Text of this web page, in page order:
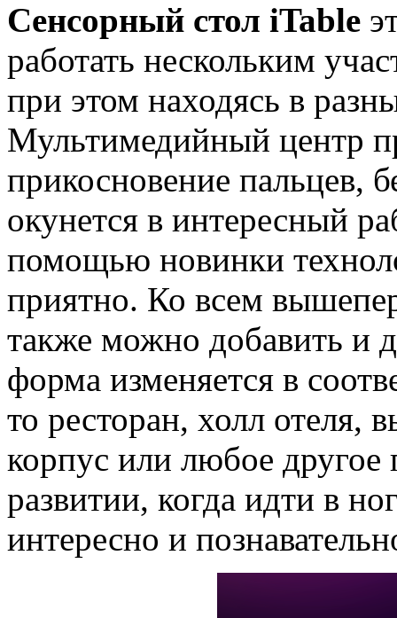
Сенсорный стол iTable
работать нескольким
при этом находясь в
Мультимедийный центр
прикосновение пальцев,
окунется в интересный
помощью новинки
приятно. Ко всем
также можно добавить и
форма изменяется в
то ресторан, холл отеля,
корпус или любое
развитии, когда идти в
интересно и